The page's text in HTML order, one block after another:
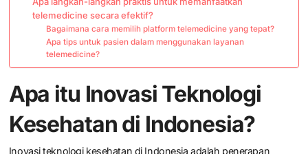
telemedicine secara efektif?
Bagaimana cara memilih platform telemedicine yang tepat?
Apa tips untuk pasien dalam menggunakan layanan
telemedicine?
Apa itu Inovasi Teknologi
Kesehatan di Indonesia?
Inovasi teknologi kesehatan di Indonesia adalah penerapan